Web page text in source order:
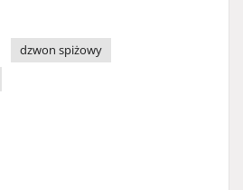
dzwon spiżowy